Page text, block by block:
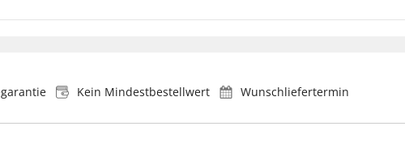
Kein Mindestbestellwert Wunschliefertermin